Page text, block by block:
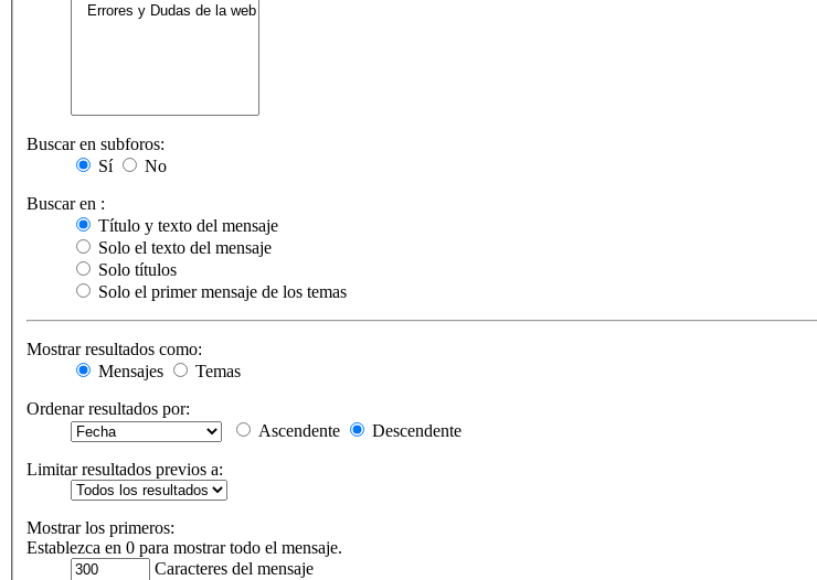
Buscar en subforos:
Sí
No
Buscar en :
Título y texto del mensaje
Solo el texto del mensaje
Solo títulos
Solo el primer mensaje de los temas
Mostrar resultados como:
Mensajes
Temas
Ordenar resultados por:
Ascendente
Descendente
Limitar resultados previos a:
Mostrar los primeros:
Establezca en 0 para mostrar todo el mensaje.
Caracteres del mensaje